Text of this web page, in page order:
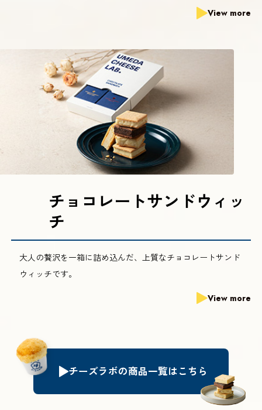
View more
チョコレートサンドウィッ
チ
大人の贅沢を一箱に詰め込んだ、上質なチョコレートサンド
ウィッチです。
View more
チーズラボの商品一覧はこちら